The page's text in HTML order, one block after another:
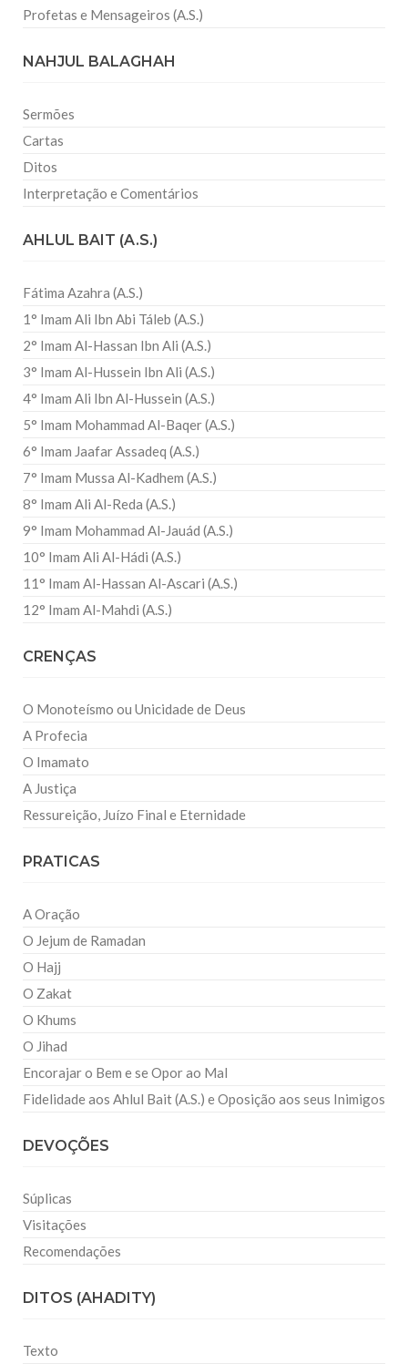
Profetas e Mensageiros (A.S.)
NAHJUL BALAGHAH
Sermões
Cartas
Ditos
Interpretação e Comentários
AHLUL BAIT (A.S.)
Fátima Azahra (A.S.)
1° Imam Ali Ibn Abi Táleb (A.S.)
2° Imam Al-Hassan Ibn Ali (A.S.)
3° Imam Al-Hussein Ibn Ali (A.S.)
4° Imam Ali Ibn Al-Hussein (A.S.)
5° Imam Mohammad Al-Baqer (A.S.)
6° Imam Jaafar Assadeq (A.S.)
7° Imam Mussa Al-Kadhem (A.S.)
8° Imam Ali Al-Reda (A.S.)
9° Imam Mohammad Al-Jauád (A.S.)
10° Imam Ali Al-Hádi (A.S.)
11° Imam Al-Hassan Al-Ascari (A.S.)
12° Imam Al-Mahdi (A.S.)
CRENÇAS
O Monoteísmo ou Unicidade de Deus
A Profecia
O Imamato
A Justiça
Ressureição, Juízo Final e Eternidade
PRATICAS
A Oração
O Jejum de Ramadan
O Hajj
O Zakat
O Khums
O Jihad
Encorajar o Bem e se Opor ao Mal
Fidelidade aos Ahlul Bait (A.S.) e Oposição aos seus Inimigos
DEVOÇÕES
Súplicas
Visitações
Recomendações
DITOS (AHADITY)
Texto